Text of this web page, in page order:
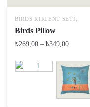
BIRDS KIRLENT SETI ,
Birds Pillow
₺269,00 – ₺349,00